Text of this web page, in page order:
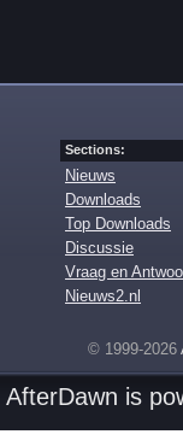
Sections:
Nieuws
Downloads
Top Downloads
Discussie
Vraag en
Nieuws2.nl
© 1999-2026
AfterDawn is